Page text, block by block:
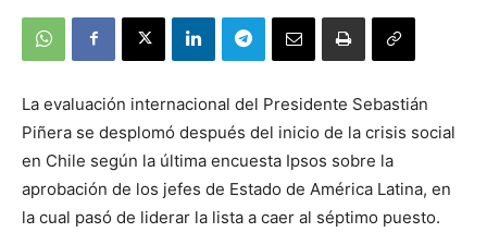
La evaluación internacional del Presidente Sebastián
Piñera se desplomó después del inicio de la crisis social
en Chile según la última encuesta Ipsos sobre la
aprobación de los jefes de Estado de América Latina, en
la cual pasó de liderar la lista a caer al séptimo puesto.